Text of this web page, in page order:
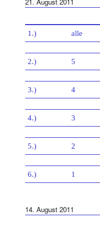
21. August 2011
1.) alle
2.) 5
3.) 4
4.) 3
5.) 2
6.) 1
14. August 2011